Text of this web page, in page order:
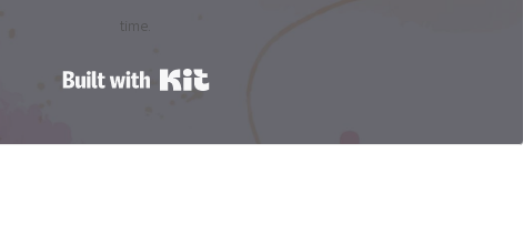
time.
Built with Kit